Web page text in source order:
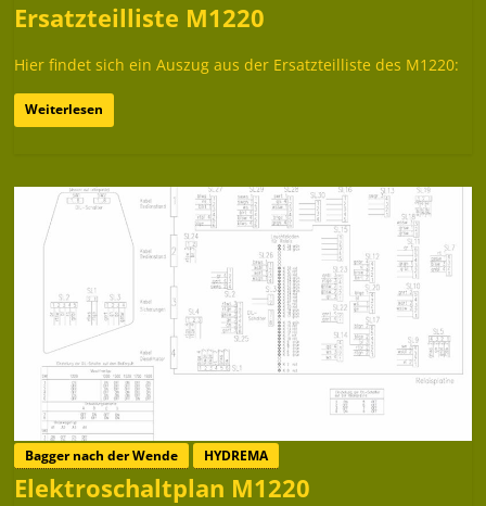
Ersatzteilliste M1220
Hier findet sich ein Auszug aus der Ersatzteilliste des M1220:
Weiterlesen
Bagger nach der Wende HYDREMA
Elektroschaltplan M1220